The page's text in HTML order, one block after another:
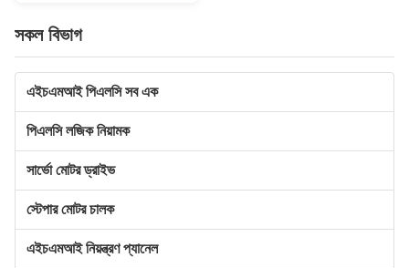
সকল বিভাগ
এইচএমআই পিএলসি সব এক
পিএলসি লজিক নিয়ামক
সার্ভো মোটর ড্রাইভ
স্টেপার মোটর চালক
এইচএমআই নিয়ন্ত্রণ প্যানেল